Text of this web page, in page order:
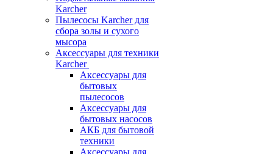
Karcher
Пылесосы Karcher для
сбора золы и сухого
мысора
Аксессуары для техники
Karcher
Аксессуары для
бытовых
пылесосов
Аксессуары для
бытовых насосов
АКБ для бытовой
техники
Аксессуары для